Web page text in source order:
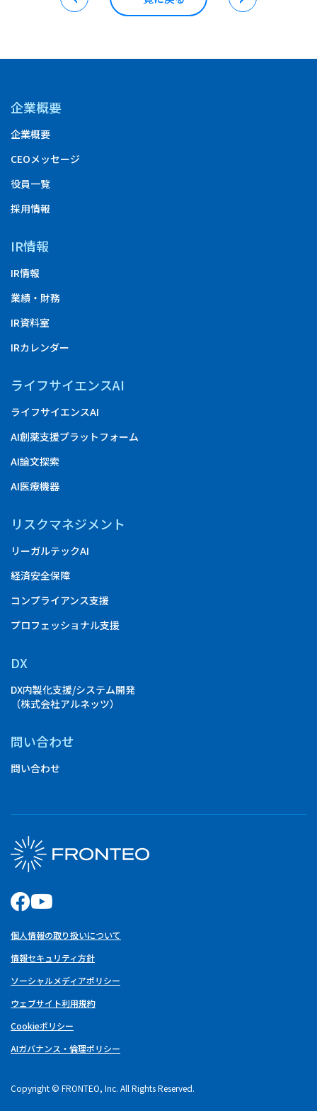
企業概要
企業概要
CEOメッセージ
役員一覧
採用情報
IR情報
IR情報
業績・財務
IR資料室
IRカレンダー
ライフサイエンスAI
ライフサイエンスAI
AI創薬支援プラットフォーム
AI論文探索
AI医療機器
リスクマネジメント
リーガルテックAI
経済安全保障
コンプライアンス支援
プロフェッショナル支援
DX
DX内製化支援/システム開発
（株式会社アルネッツ）
問い合わせ
問い合わせ
個人情報の取り扱いについて
情報セキュリティ方針
ソーシャルメディアポリシー
ウェブサイト利用規約
Cookieポリシー
AIガバナンス・倫理ポリシー
Copyright © FRONTEO, Inc. All Rights Reserved.